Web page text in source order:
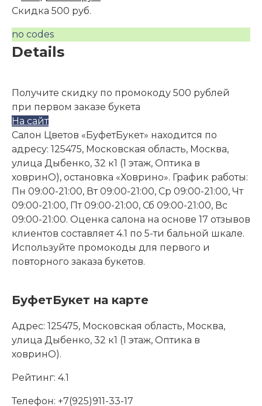
Скидка 500 руб.
no codes
Details
Получите скидку по промокоду 500 рублей
при первом заказе букета
На сайт
Салон Цветов «БуфетБукет» находится по
адресу: 125475, Московская область, Москва,
улица Дыбенко, 32 к1 (1 этаж, Оптика в
ховринО), остановка «Ховрино». График работы:
Пн 09:00-21:00, Вт 09:00-21:00, Ср 09:00-21:00, Чт
09:00-21:00, Пт 09:00-21:00, Сб 09:00-21:00, Вс
09:00-21:00. Оценка салона на основе 17 отзывов
клиентов составляет 4.1 по 5-ти бальной шкале.
Используйте промокоды для первого и
повторного заказа букетов.
БуфетБукет на карте
Адрес: 125475, Московская область, Москва,
улица Дыбенко, 32 к1 (1 этаж, Оптика в
ховринО).
Рейтинг: 4.1
Телефон: +7(925)911-33-17